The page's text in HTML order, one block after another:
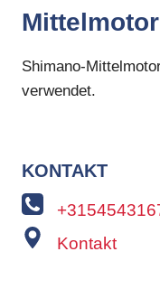
Shimano-
verwendet.
KONTAKT
Kontakt